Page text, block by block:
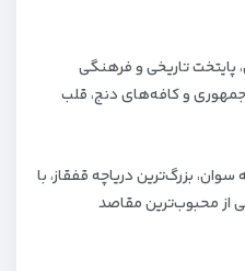
پایتخت تاریخی و فرهنگی
و کافه‌های دنج، قلب
بزرگ‌ترین دریاچه قفقاز، با
از محبوب‌ترین مقاصد